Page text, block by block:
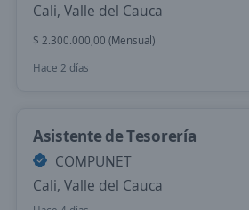
Cali, Valle del Cauca
$ 2.300.000,00 (Mensual)
Hace 2 días
Asistente de Tesorería
COMPUNET
Cali, Valle del Cauca